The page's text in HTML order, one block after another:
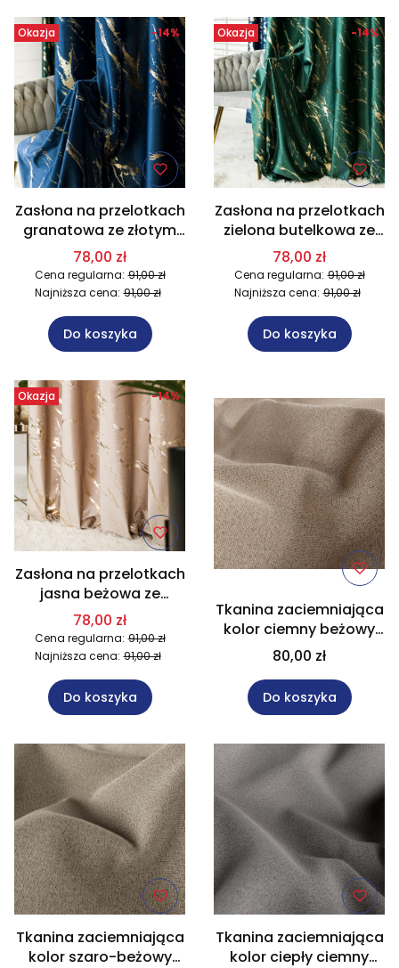
Okazja
Zasłona na przelotkach
granatowa ze złotym
nadrukiem 140x250 cm
011/W10
78,00 zł
Cena regularna: 91,00 zł
-14%
Najniższa cena: 91,00 zł
Do koszyka
Okazja
Zasłona na przelotkach
zielona butelkowa ze
złotym nadrukiem
140x250 cm 010/W10
78,00 zł
Cena regularna: 91,00 zł
-14%
Najniższa cena: 91,00 zł
Do koszyka
Okazja
Zasłona na przelotkach
jasna beżowa ze
złotym nadrukiem
140x250 cm 003/W10
78,00 zł
Cena regularna: 91,00 zł
-14%
Najniższa cena: 91,00 zł
Do koszyka
Tkanina zaciemniająca
kolor ciemny beżowy
wysokość 300 cm
SUPER BLACKOUT
80,00 zł
Do koszyka
Tkanina zaciemniająca
kolor szaro-beżowy
Tkanina zaciemniająca
kolor ciepły ciemny